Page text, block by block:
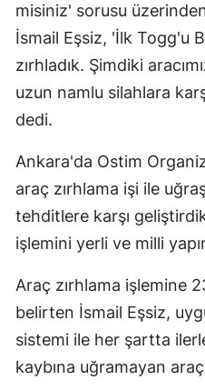
misiniz' sorusu
İsmail Eşsiz, 'İlk Togg'u
zırhladık. Şimdiki
uzun namlu silahlara
dedi.
Ankara'da Ostim
araç zırhlama işi ile
tehditlere karşı
işlemini yerli ve milli
Araç zırhlama işlemine
belirten İsmail Eşsiz,
sistemi ile her şartta
kaybına uğramayan